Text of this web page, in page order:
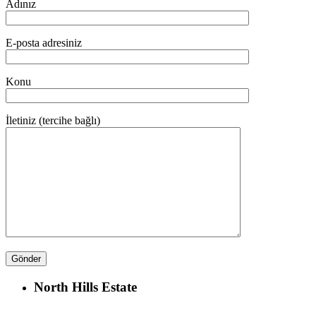
Adınız
E-posta adresiniz
Konu
İletiniz (tercihe bağlı)
North Hills Estate